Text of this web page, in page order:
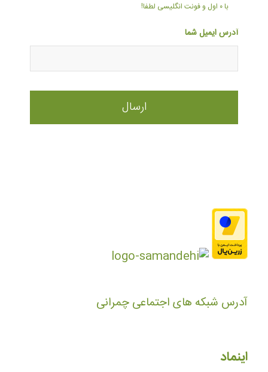
با ۰ اول و فونت انگلیسی لطفا!
آدرس ایمیل شما
آدرس شبکه های اجتماعی چمرانی
اینماد